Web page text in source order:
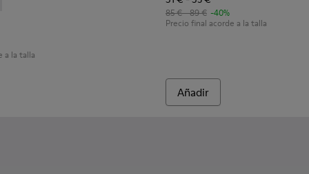
a la talla
85 € - 89 € -40%
Precio final acorde a la talla
Añadir